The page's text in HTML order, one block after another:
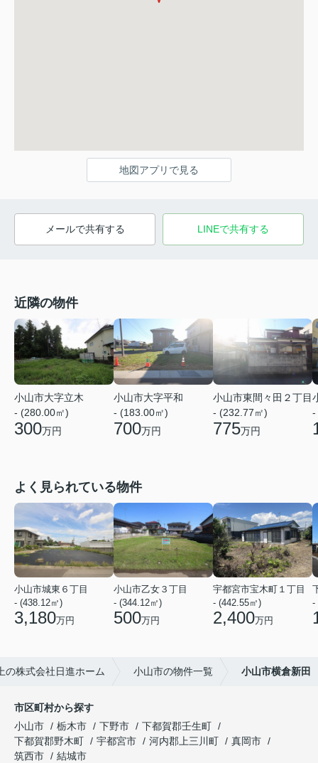
地図アプリで見る
メールで共有する LINEで共有する
近隣の物件
小山市大字立木
- (280.00㎡)
300万円
小山市大字平和
- (183.00㎡)
700万円
小山市東間々田２丁目
- (232.77㎡)
775万円
-
よく見られている物件
小山市城東６丁目
- (438.12㎡)
3,180万円
小山市乙女３丁目
- (344.12㎡)
500万円
宇都宮市宝木町１丁目
- (442.55㎡)
2,400万円
-
の株式会社日進ホーム 小山市の物件一覧 小山市横倉新田
市区町村から探す
小山市
栃木市 下野市
下都賀郡壬生町
下都賀郡野木町
宇都宮市 河内郡上三川町
真岡市
筑西市
結城市